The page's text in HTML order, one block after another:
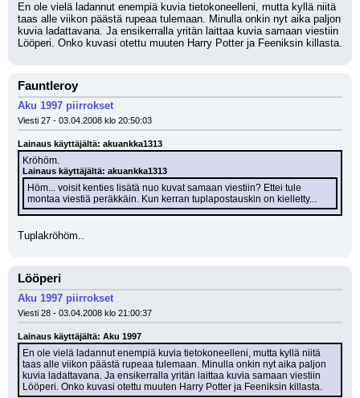
En ole vielä ladannut enempiä kuvia tietokoneelleni, mutta kyllä niitä
taas alle viikon päästä rupeaa tulemaan. Minulla onkin nyt aika paljon
kuvia ladattavana. Ja ensikerralla yritän laittaa kuvia samaan viestiin
Lööperi. Onko kuvasi otettu muuten Harry Potter ja Feeniksin killasta.
Fauntleroy
Aku 1997 piirrokset
Viesti 27 - 03.04.2008 klo 20:50:03
Lainaus käyttäjältä: akuankka1313
Kröhöm.
Lainaus käyttäjältä: akuankka1313
Höm... voisit kenties lisätä nuo kuvat samaan viestiin? Ettei tule
montaa viestiä peräkkäin. Kun kerran tuplapostauskin on kielletty...
Tuplakröhöm..
Lööperi
Aku 1997 piirrokset
Viesti 28 - 03.04.2008 klo 21:00:37
Lainaus käyttäjältä: Aku 1997
En ole vielä ladannut enempiä kuvia tietokoneelleni, mutta kyllä niitä
taas alle viikon päästä rupeaa tulemaan. Minulla onkin nyt aika paljon
kuvia ladattavana. Ja ensikerralla yritän laittaa kuvia samaan viestiin
Lööperi. Onko kuvasi otettu muuten Harry Potter ja Feeniksin killasta.